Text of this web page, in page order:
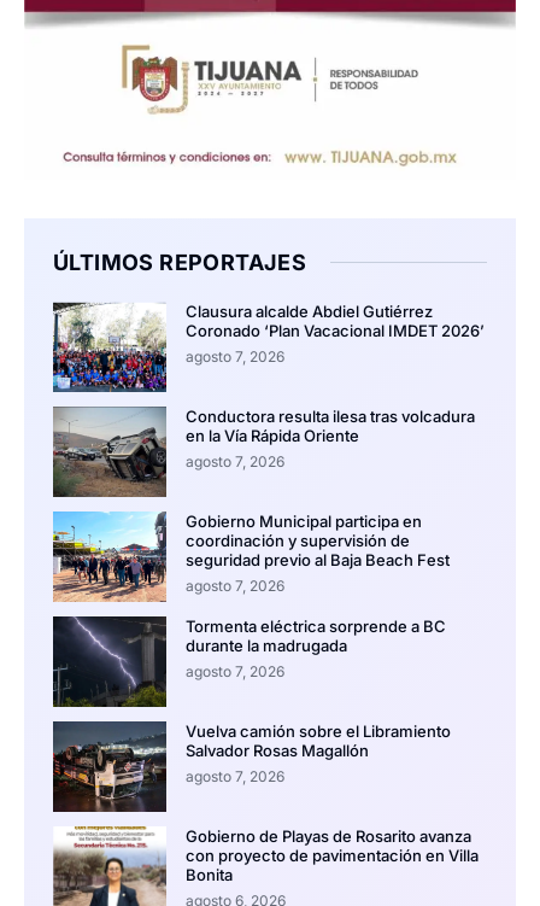
ÚLTIMOS REPORTAJES
Clausura alcalde Abdiel Gutiérrez
Coronado ‘Plan Vacacional IMDET 2026’
agosto 7, 2026
Conductora resulta ilesa tras volcadura
en la Vía Rápida Oriente
agosto 7, 2026
Gobierno Municipal participa en
coordinación y supervisión de
seguridad previo al Baja Beach Fest
agosto 7, 2026
Tormenta eléctrica sorprende a BC
durante la madrugada
agosto 7, 2026
Vuelva camión sobre el Libramiento
Salvador Rosas Magallón
agosto 7, 2026
Gobierno de Playas de Rosarito avanza
con proyecto de pavimentación en Villa
Bonita
agosto 6, 2026